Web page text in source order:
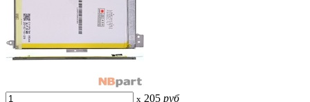
x 205 руб